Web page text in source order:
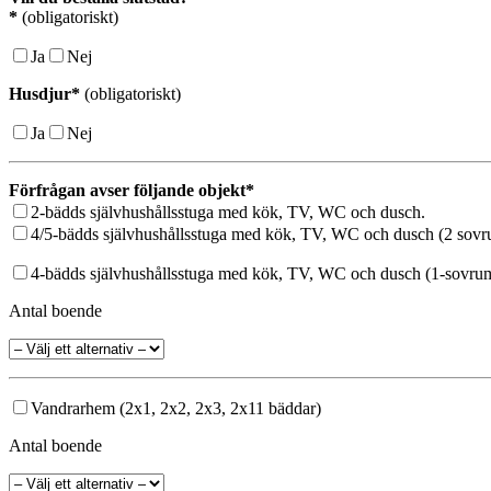
* (obligatoriskt)
Ja
Nej
Husdjur* (obligatoriskt)
Ja Nej
Förfrågan avser följande objekt*
2-bädds självhushållsstuga med kök, TV, WC och dusch.
4/5-bädds självhushållsstuga med kök, TV, WC och dusch (2
4-bädds självhushållsstuga med kök, TV, WC och dusch (1-
Antal boende
Vandrarhem (2x1, 2x2, 2x3, 2x11 bäddar)
Antal boende